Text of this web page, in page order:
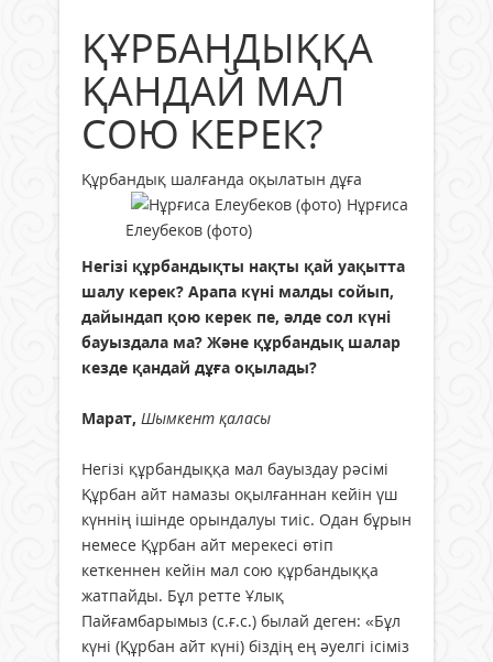
ҚҰРБАНДЫҚҚА
ҚАНДАЙ МАЛ
СОЮ КЕРЕК?
Құрбандық шалғанда оқылатын дұға
Нұрғиса
Елеубеков (фото)
Негізі құрбандықты нақты қай уақытта
шалу керек? Арапа күні малды сойып,
дайындап қою керек пе, әлде сол күні
бауыздала ма? Және құрбандық шалар
кезде қандай дұға оқылады?
Марат, Шымкент қаласы
Негізі құрбандыққа мал бауыздау рәсімі
Құрбан айт намазы оқылғаннан кейін үш
күннің ішінде орындалуы тиіс. Одан бұрын
немесе Құрбан айт мерекесі өтіп
кеткеннен кейін мал сою құрбандыққа
жатпайды. Бұл ретте Ұлық
Пайғамбарымыз (с.ғ.с.) былай деген: «Бұл
күні (Құрбан айт күні) біздің ең әуелгі ісіміз